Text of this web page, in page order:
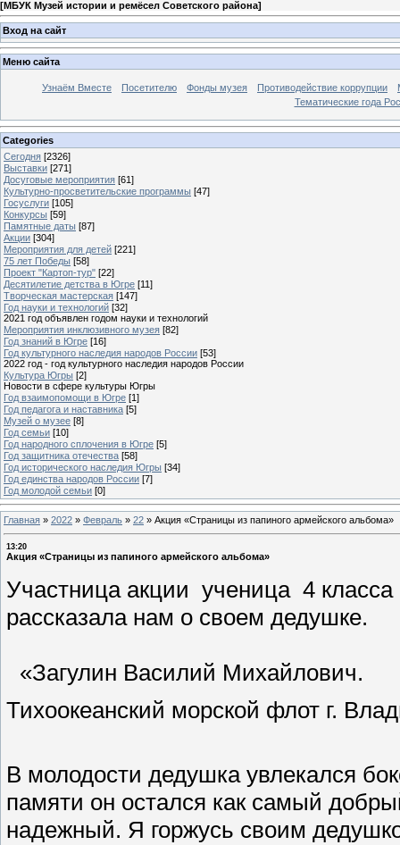
[МБУК Музей истории и ремёсел Советского района]
Вход на сайт
Меню сайта
Узнаём Вместе Посетителю Фонды музея Противодействие коррупции
Тематические года
Categories
Сегодня [2326]
Выставки [271]
Досуговые мероприятия [61]
Культурно-просветительские программы [47]
Госуслуги [105]
Конкурсы [59]
Памятные даты [87]
Акции [304]
Мероприятия для детей [221]
75 лет Победы [58]
Проект "Картоп-тур" [22]
Десятилетие детства в Югре [11]
Творческая мастерская [147]
Год науки и технологий [32]
2021 год объявлен годом науки и технологий
Мероприятия инклюзивного музея [82]
Год знаний в Югре [16]
Год культурного наследия народов России [53]
2022 год - год культурного наследия народов России
Культура Югры [2]
Новости в сфере культуры Югры
Год взаимопомощи в Югре [1]
Год педагога и наставника [5]
Музей о музее [8]
Год семьи [10]
Год народного сплочения в Югре [5]
Год защитника отечества [58]
Год исторического наследия Югры [34]
Год единства народов России [7]
Год молодой семьи [0]
Главная » 2022 » Февраль » 22 » Акция «Страницы из папиного армейского альбома»
13:20
Акция «Страницы из папиного армейского альбома»
Участница акции ученица 4
рассказала нам о своем дедушке.
«Загулин Василий Михайлович.
Тихоокеанский морской флот г.
В молодости дедушка увлекался
памяти он остался как самый
надежный. Я горжусь своим